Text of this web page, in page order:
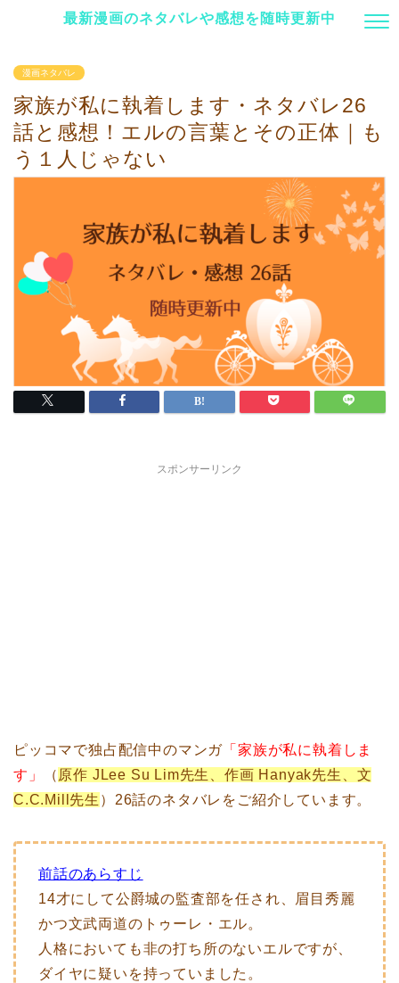
最新漫画のネタバレや感想を随時更新中
漫画ネタバレ
家族が私に執着します・ネタバレ26
話と感想！エルの言葉とその正体｜も
う１人じゃない
スポンサーリンク
ピッコマで独占配信中のマンガ 「家族が私に執着しま
す」
（ 原作 JLee Su Lim先生、作画 Hanyak先生、文
C.C.Mill先生 ）26話のネタバレをご紹介しています。
前話のあらすじ
14才にして公爵城の監査部を任され、眉目秀麗
かつ文武両道のトゥーレ・エル。
人格においても非の打ち所のないエルですが、
ダイヤに疑いを持っていました。